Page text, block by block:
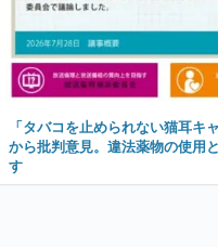
「タバコを止められない猫耳
から批判意見。違法薬物の使用
す